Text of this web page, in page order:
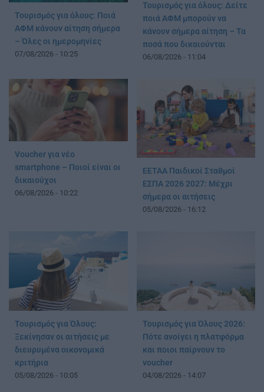
Τουρισμός για όλους: Ποιά
ΑΦΜ κάνουν αίτηση σήμερα
– Όλες οι ημερομηνίες
07/08/2026 - 10:25
Τουρισμός για όλους: Δείτε
ποιά ΑΦΜ μπορούν να
κάνουν σήμερα αίτηση – Τα
ποσά που δικαιούνται
06/08/2026 - 11:04
Voucher για νέο
smartphone – Ποιοί είναι οι
δικαιούχοι
06/08/2026 - 10:22
ΕΕΤΑΑ Παιδικοί Σταθμοί
ΕΣΠΑ 2026 2027: Μέχρι
σήμερα οι αιτήσεις
05/08/2026 - 16:12
Τουρισμός για Όλους:
Ξεκίνησαν οι αιτήσεις με
διευρυμένα οικονομικά
κριτήρια
05/08/2026 - 10:05
Τουρισμός για Όλους 2026:
Πότε ανοίγει η πλατφόρμα
και ποιοι παίρνουν το
voucher
04/08/2026 - 14:07